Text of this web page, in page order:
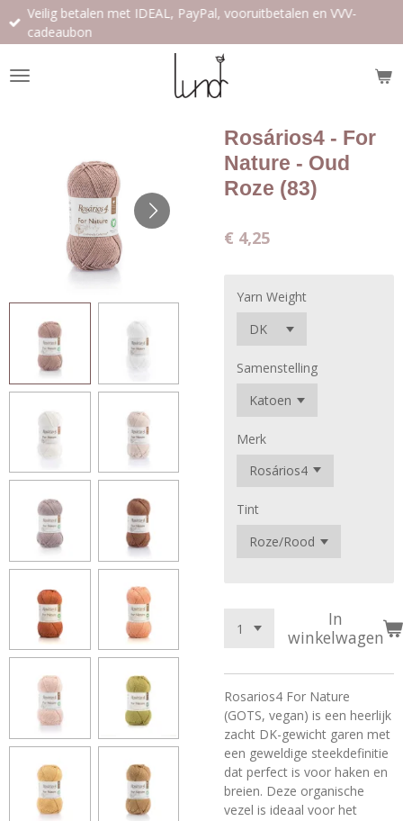
Ga
direct
de
Veilig betalen met IDEAL, PayPal, vooruitbetalen en VVV-
cadeaubon
Rosários4 - For
Nature - Oud
Roze (83)
€ 4,25
Yarn Weight
Samenstelling
Merk
Tint
In
winkelwagen
Rosarios4 For Nature
(GOTS, vegan) is een heerlijk
zacht DK-gewicht garen met
een geweldige steekdefinitie
dat perfect is voor haken en
breien. Deze organische
vezel is ideaal voor het